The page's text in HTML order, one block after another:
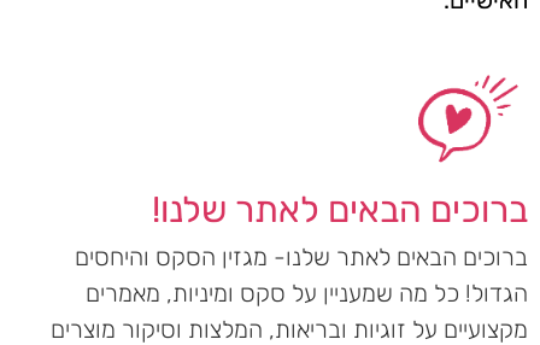
ברוכים הבאים לאתר שלנו!
ברוכים הבאים לאתר שלנו- מגזין הסקס והיחסים
הגדול! כל מה שמעניין על סקס ומיניות, מאמרים
מקצועיים על זוגיות ובריאות, המלצות וסיקור מוצרים